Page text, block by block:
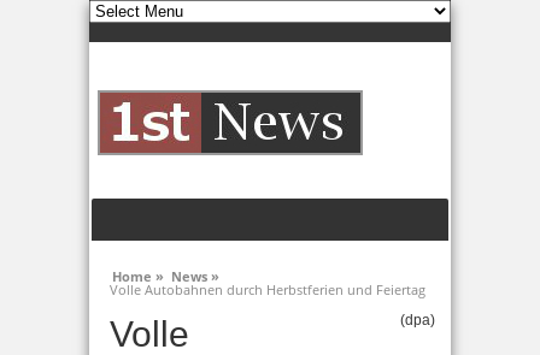
Home » News »
Volle Autobahnen durch Herbstferien und Feiertag
Volle
(dpa)